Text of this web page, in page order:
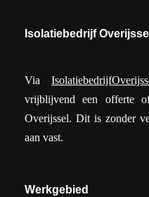
Isolatiebedrijf Overijssel
Via
vrijblijvend een offerte
Overijssel. Dit is zonder
aan vast.
Werkgebied